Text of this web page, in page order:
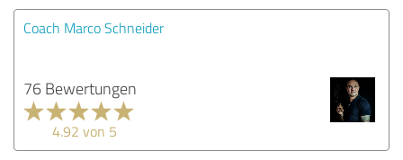
Coach Marco Schneider
76 Bewertungen
4.92 von 5